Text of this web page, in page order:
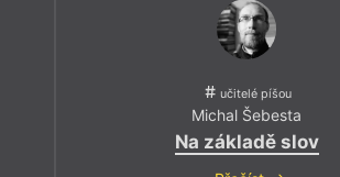
učitelé píšou
Michal Šebesta
Na základě slov